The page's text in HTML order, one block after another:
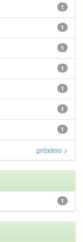
1
1
1
1
1
1
1
próximo >
1